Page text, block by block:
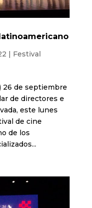
| Festival
26 de septiembre
de directores e
este lunes
de cine
de los